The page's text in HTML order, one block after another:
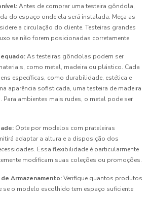
Antes de comprar uma testeira gôndola,
do espaço onde ela será instalada. Meça as
a circulação do cliente. Testeiras grandes
se não forem posicionadas corretamente.
As testeiras gôndolas podem ser
como metal, madeira ou plástico. Cada
específicas, como durabilidade, estética e
aparência sofisticada, uma testeira de madeira
Para ambientes mais rudes, o metal pode ser
Opte por modelos com prateleiras
adaptar a altura e a disposição dos
Essa flexibilidade é particularmente
modificam suas coleções ou promoções.
Armazenamento:Verifique quantos produtos
se o modelo escolhido tem espaço suficiente